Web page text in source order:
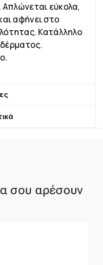
εύκολα,
αφήνει στο
Κατάλληλο
σου αρέσουν